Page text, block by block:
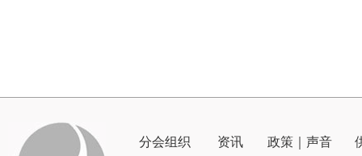
分会组织 资讯 政策｜声音